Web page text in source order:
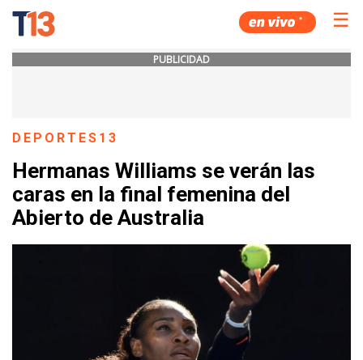
☰
PUBLICIDAD
DEPORTES13
Hermanas Williams se verán las
caras en la final femenina del
Abierto de Australia